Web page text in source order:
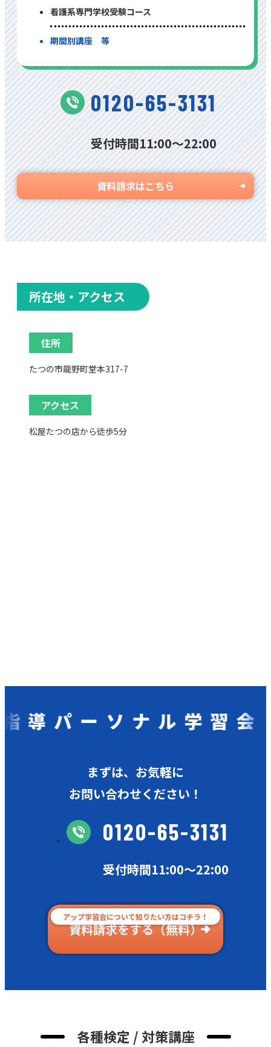
看護系専⾨学校受験コース
期間別講座 等
0120-65-3131
受付時間11:00〜22:00
資料請求はこちら
所在地・アクセス
住所
たつの市龍野町堂本317-7
アクセス
松屋たつの店から徒歩5分
ーソナル学習会
まずは、お気軽に
お問い合わせください！
0120-65-3131
受付時間11:00〜22:00
アップ学習会について知りたい方はコチラ！
資料請求をする（無料）
各種検定 / 対策講座